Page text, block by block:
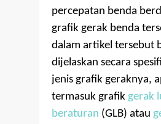
percepatan benda
grafik gerak benda
dalam artikel tersebut
dijelaskan secara
jenis grafik geraknya,
termasuk grafik gerak
beraturan (GLB) atau